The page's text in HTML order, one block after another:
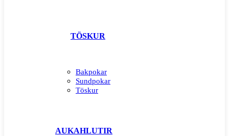
TÖSKUR
Bakpokar
Sundpokar
Töskur
AUKAHLUTIR